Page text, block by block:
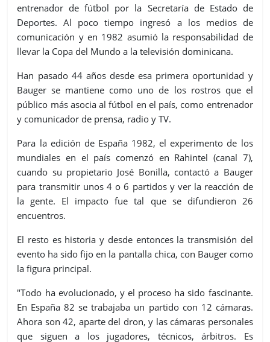
entrenador de fútbol por la Secretaría de Estado de
Deportes. Al poco tiempo ingresó a los medios de
comunicación y en 1982 asumió la responsabilidad de
llevar la Copa del Mundo a la televisión dominicana.
Han pasado 44 años desde esa primera oportunidad y
Bauger se mantiene como uno de los rostros que el
público más asocia al fútbol en el país, como entrenador
y comunicador de prensa, radio y TV.
Para la edición de España 1982, el experimento de los
mundiales en el país comenzó en Rahintel (canal 7),
cuando su propietario José Bonilla, contactó a Bauger
para transmitir unos 4 o 6 partidos y ver la reacción de
la gente. El impacto fue tal que se difundieron 26
encuentros.
El resto es historia y desde entonces la transmisión del
evento ha sido fijo en la pantalla chica, con Bauger como
la figura principal.
"Todo ha evolucionado, y el proceso ha sido fascinante.
En España 82 se trabajaba un partido con 12 cámaras.
Ahora son 42, aparte del dron, y las cámaras personales
que siguen a los jugadores, técnicos, árbitros. Es